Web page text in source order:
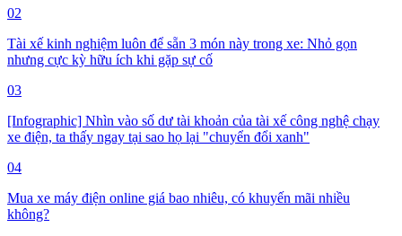
02
Tài xế kinh nghiệm luôn để sẵn 3 món này trong xe: Nhỏ gọn
nhưng cực kỳ hữu ích khi gặp sự cố
03
[Infographic] Nhìn vào số dư tài khoản của tài xế công nghệ chạy
xe điện, ta thấy ngay tại sao họ lại "chuyển đổi xanh"
04
Mua xe máy điện online giá bao nhiêu, có khuyến mãi nhiều
không?